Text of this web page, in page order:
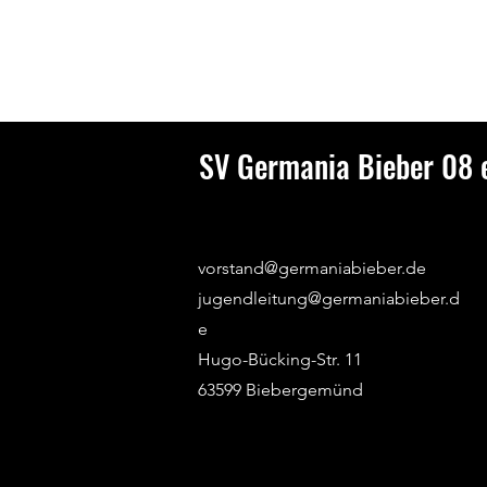
SV Germania Bieber 08
vorstand@germaniabieber.de
jugendleitung@germaniabieber.d
e
Hugo-Bücking-Str. 11
63599 Biebergemünd